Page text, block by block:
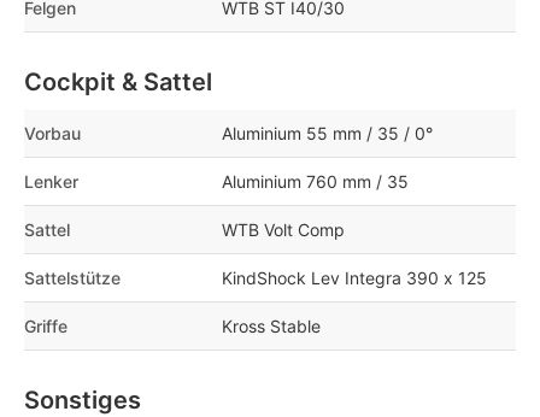
Felgen WTB ST I40/30
Cockpit & Sattel
Vorbau Aluminium 55 mm / 35 / 0°
Lenker Aluminium 760 mm / 35
Sattel WTB Volt Comp
Sattelstütze KindShock Lev Integra 390 x 125
Griffe Kross Stable
Sonstiges